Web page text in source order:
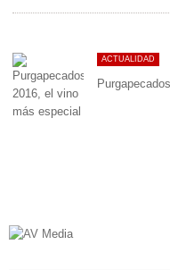
ACTUALIDAD